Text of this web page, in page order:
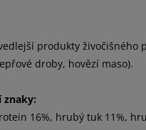
produkty živočišného
droby, hovězí maso).
znaky:
16%, hrubý tuk 11%,